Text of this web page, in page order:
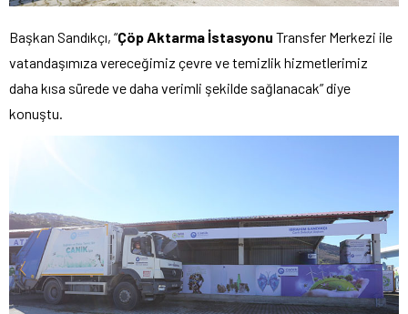
Başkan Sandıkçı, “Çöp Aktarma İstasyonu Transfer Merkezi ile
vatandaşımıza vereceğimiz çevre ve temizlik hizmetlerimiz
daha kısa sürede ve daha verimli şekilde sağlanacak” diye
konuştu.